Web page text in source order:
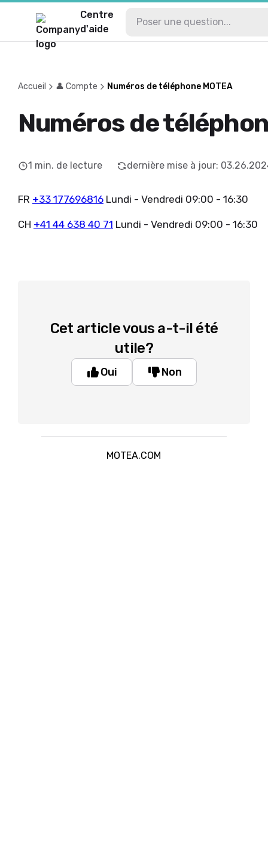
Centre
d'aide
Accueil 👤 Compte Numéros de téléphone MOTEA
Numéros de
1 min. de lecture dernière mise à jour:
FR +33 177696816 Lundi - Vendredi 09:00 - 16:30
CH +41 44 638 40 71 Lundi - Vendredi 09:00 - 16:30
Cet article vous a-t-il été
utile?
Oui Non
MOTEA.COM